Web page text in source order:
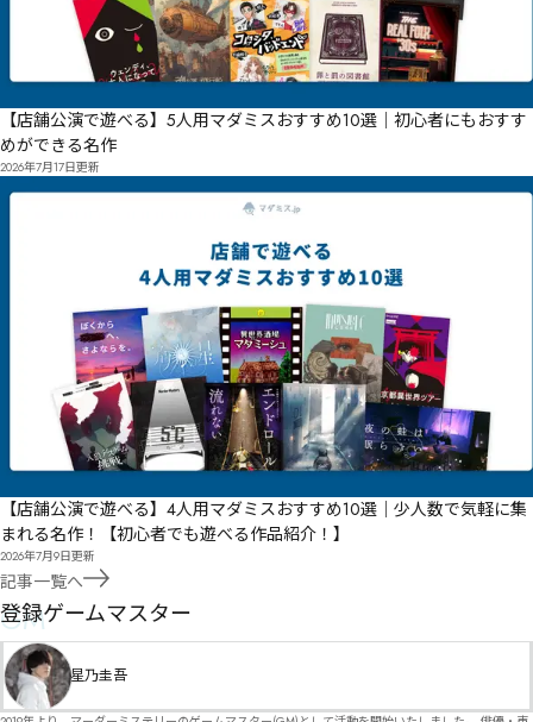
【店舗公演で遊べる】5人用マダミスおすすめ10選｜初心者にもおすす
めができる名作
2026年7月17日更新
【店舗公演で遊べる】4人用マダミスおすすめ10選｜少人数で気軽に集
まれる名作！【初心者でも遊べる作品紹介！】
2026年7月9日更新
記事一覧へ
GM
登録ゲームマスター
星乃圭吾